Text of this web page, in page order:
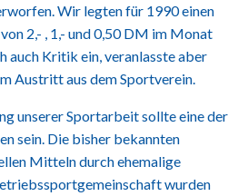
Wir legten für 1990 einen
2,- , 1,- und 0,50 DM im Monat
auch Kritik ein, veranlasste aber
Austritt aus dem Sportverein.
unserer Sportarbeit sollte eine der
sein. Die bisher bekannten
Mitteln durch ehemalige
wurden